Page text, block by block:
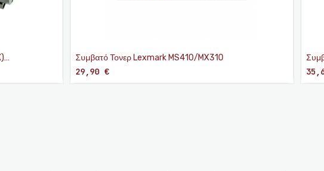
Συμβατό Τονερ Lexmark MS410/MX310
29,90€